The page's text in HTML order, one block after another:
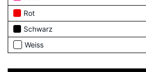
Rot
Schwarz
Weiss